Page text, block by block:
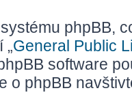
phpBB,
„General Public
software
o phpBB